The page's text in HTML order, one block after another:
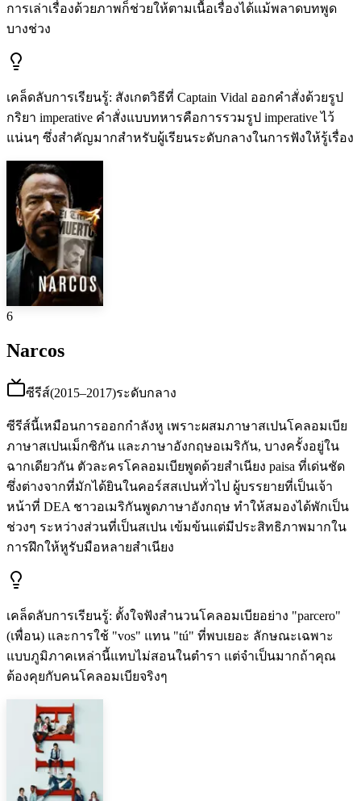
การเล่าเรื่องด้วยภาพก็ช่วยให้ตามเนื้อเรื่องได้แม้พลาดบทพูด
บางช่วง
เคล็ดลับการเรียนรู้: สังเกตวิธีที่ Captain Vidal ออกคำสั่งด้วยรูป
กริยา imperative คำสั่งแบบทหารคือการรวมรูป imperative ไว้
แน่นๆ ซึ่งสำคัญมากสำหรับผู้เรียนระดับกลางในการฟังให้รู้เรื่อง
6
Narcos
ซีรีส์(2015–2017)ระดับกลาง
ซีรีส์นี้เหมือนการออกกำลังหู เพราะผสมภาษาสเปนโคลอมเบีย
ภาษาสเปนเม็กซิกัน และภาษาอังกฤษอเมริกัน, บางครั้งอยู่ใน
ฉากเดียวกัน ตัวละครโคลอมเบียพูดด้วยสำเนียง paisa ที่เด่นชัด
ซึ่งต่างจากที่มักได้ยินในคอร์สสเปนทั่วไป ผู้บรรยายที่เป็นเจ้า
หน้าที่ DEA ชาวอเมริกันพูดภาษาอังกฤษ ทำให้สมองได้พักเป็น
ช่วงๆ ระหว่างส่วนที่เป็นสเปน เข้มข้นแต่มีประสิทธิภาพมากใน
การฝึกให้หูรับมือหลายสำเนียง
เคล็ดลับการเรียนรู้: ตั้งใจฟังสำนวนโคลอมเบียอย่าง "parcero"
(เพื่อน) และการใช้ "vos" แทน "tú" ที่พบเยอะ ลักษณะเฉพาะ
แบบภูมิภาคเหล่านี้แทบไม่สอนในตำรา แต่จำเป็นมากถ้าคุณ
ต้องคุยกับคนโคลอมเบียจริงๆ